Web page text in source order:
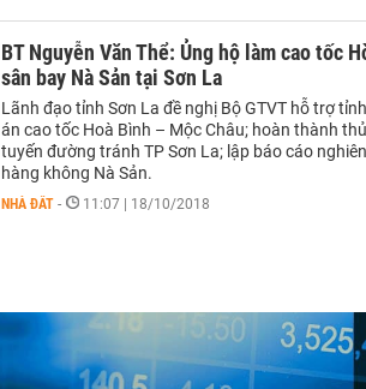
BT Nguyễn Văn Thể: Ủng hộ làm cao tốc
sân bay Nà Sản tại Sơn La
Lãnh đạo tỉnh Sơn La đề nghị Bộ GTVT hỗ trợ
án cao tốc Hoà Bình – Mộc Châu; hoàn thành
tuyến đường tránh TP Sơn La; lập báo cáo
hàng không Nà Sản.
NHÀ ĐẤT - 11:07 | 18/10/2018